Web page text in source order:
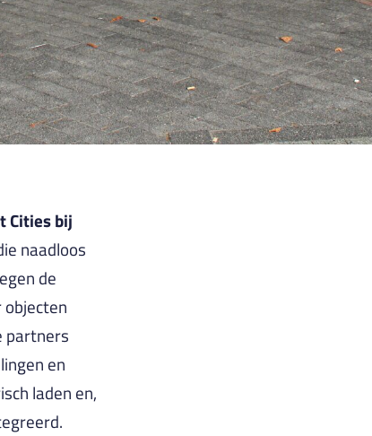
Cities bij
naadloos
de
partners
en
laden en,